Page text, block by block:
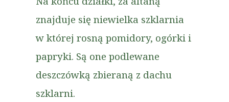
znajduje się niewielka szklarnia
w której rosną pomidory, ogórki i
papryki. Są one podlewane
deszczówką zbieraną z dachu
szklarni.